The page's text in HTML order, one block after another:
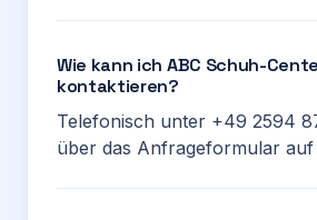
Wie kann ich ABC Schuh-
kontaktieren?
Telefonisch unter +49 2594
über das Anfrageformular auf